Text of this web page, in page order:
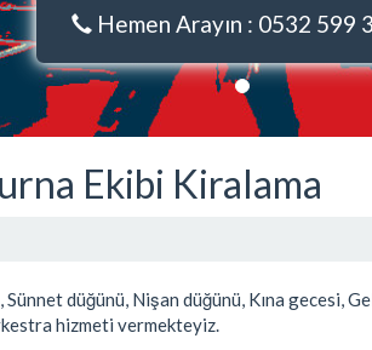
Hemen Arayın : 0532 599
Ekibi Kiralama
düğünü, Nişan düğünü, Kına gecesi,
hizmeti vermekteyiz.